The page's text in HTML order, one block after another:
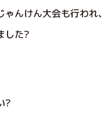
んけん大会も行われ、
した?
?